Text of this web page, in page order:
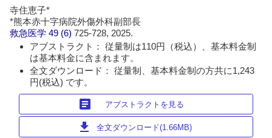
寺住恵子*
*熊本赤十字病院外傷外科副部長
救急医学 49 (6)725-728, 2025.
アブストラクト： 従量制は110円（税込）、基本料金制
は基本料金に含まれます。
全文ダウンロード： 従量制、基本料金制の方共に1,243
円(税込) です。
article アブストラクトを見る
download 全文ダウンロード(1.66MB)